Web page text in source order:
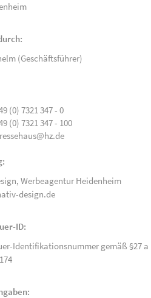
(Geschäftsführer)
(0) 7321 347 - 0
(0) 7321 347 - 100
Werbeagentur Heidenheim
design.de
ID:
Identifikationsnummer gemäß §27 a